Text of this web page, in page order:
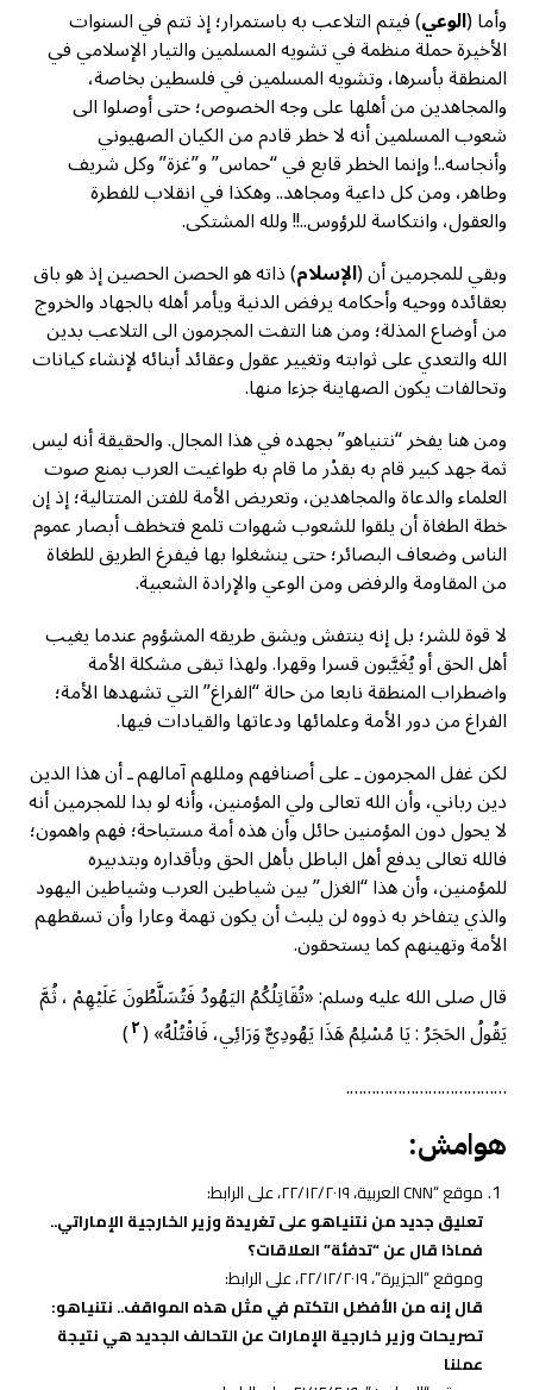
وأما (الوعي) فيتم التلاعب به باستمرار؛ إذ تتم في السنوات
الأخيرة حملة منظمة في تشويه المسلمين والتيار الإسلامي في
المنطقة بأسرها، وتشويه المسلمين في فلسطين بخاصة،
والمجاهدين من أهلها على وجه الخصوص؛ حتى أوصلوا الى
شعوب المسلمين أنه لا خطر قادم من الكيان الصهيوني
وأنجاسه..! وإنما الخطر قابع في “حماس” و”غزة” وكل شريف
وطاهر، ومن كل داعية ومجاهد.. وهكذا في انقلاب للفطرة
والعقول، وانتكاسة للرؤوس..!! ولله المشتكى.
وبقي للمجرمين أن (الإسلام) ذاته هو الحصن الحصين إذ هو باق
بعقائده ووحيه وأحكامه يرفض الدنية ويأمر أهله بالجهاد والخروج
من أوضاع المذلة؛ ومن هنا التفت المجرمون الى التلاعب بدين
الله والتعدي على ثوابته وتغيير عقول وعقائد أبنائه لإنشاء كيانات
وتحالفات يكون الصهاينة جزءا منها.
ومن هنا يفخر “نتنياهو” بجهده في هذا المجال. والحقيقة أنه ليس
ثمة جهد كبير قام به بقدْر ما قام به طواغيت العرب بمنع صوت
العلماء والدعاة والمجاهدين، وتعريض الأمة للفتن المتتالية؛ إذ إن
خطة الطغاة أن يلقوا للشعوب شهوات تلمع فتخطف أبصار عموم
الناس وضعاف البصائر؛ حتى ينشغلوا بها فيفرغ الطريق للطغاة
من المقاومة والرفض ومن الوعي والإرادة الشعبية.
لا قوة للشر؛ بل إنه ينتفش ويشق طريقه المشؤوم عندما يغيب
أهل الحق أو يُغَيَّبون قسرا وقهرا. ولهذا تبقى مشكلة الأمة
واضطراب المنطقة نابعا من حالة “الفراغ” التي تشهدها الأمة؛
الفراغ من دور الأمة وعلمائها ودعاتها والقيادات فيها.
لكن غفل المجرمون ـ على أصنافهم ومللهم آمالهم ـ أن هذا الدين
دين رباني، وأن الله تعالى ولي المؤمنين، وأنه لو بدا للمجرمين أنه
لا يحول دون المؤمنين حائل وأن هذه أمة مستباحة؛ فهم واهمون؛
فالله تعالى يدفع أهل الباطل بأهل الحق وبأقداره وبتدبيره
للمؤمنين، وأن هذا “الغزل” بين شياطين العرب وشياطين اليهود
والذي يتفاخر به ذووه لن يلبث أن يكون تهمة وعارا وأن تسقطهم
الأمة وتهينهم كما يستحقون.
قال صلى الله عليه وسلم: «تُقَاتِلُكُمُ اليَهُودُ فَتُسَلَّطُونَ عَلَيْهِمْ ، ثُمَّ
يَقُولُ الحَجَرُ : يَا مُسْلِمُ هَذَا يَهُودِيٌّ وَرَائِي، فَاقْتُلْهُ» (٢)
……………………………….
هوامش:
موقع “CNN العربية، ٢٢/١٢/٢٠١٩، على الرابط:
تعليق جديد من نتنياهو على تغريدة وزير الخارجية الإماراتي..
فماذا قال عن “تدفئة” العلاقات؟
وموقع “الجزيرة”، ٢٢/١٢/٢٠١٩، على الرابط:
قال إنه من الأفضل التكتم في مثل هذه المواقف.. نتنياهو:
تصريحات وزير خارجية الإمارات عن التحالف الجديد هي نتيجة
عملنا